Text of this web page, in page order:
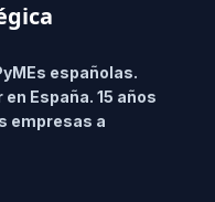
españolas.
España. 15 años
empresas a